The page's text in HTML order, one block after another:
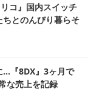
コ』国内スイッチ
とのんびり暮らそ
…『8DX』3ヶ月で
な売上を記録